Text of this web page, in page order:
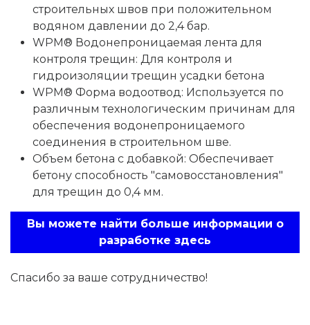
строительных швов при положительном
водяном давлении до 2,4 бар.
WPM® Водонепроницаемая лента для
контроля трещин: Для контроля и
гидроизоляции трещин усадки бетона
WPM® Форма водоотвод: Используется по
различным технологическим причинам для
обеспечения водонепроницаемого
соединения в строительном шве.
Объем бетона с добавкой: Обеспечивает
бетону способность "самовосстановления"
для трещин до 0,4 мм.
Вы можете найти больше информации о
разработке здесь
Спасибо за ваше сотрудничество!